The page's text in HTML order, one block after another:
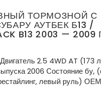
ТОРМОЗНОЙ С
АУТБЕК Б13 /
B13 2003 — 2009
2.5 4WD AT (173
2006 Состояние бу,
левый руль) ОЕМ